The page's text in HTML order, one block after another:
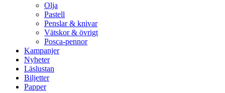
Olja
Pastell
Penslar & knivar
Vätskor & övrigt
Posca-pennor
Kampanjer
Nyheter
Läslustan
Biljetter
Papper